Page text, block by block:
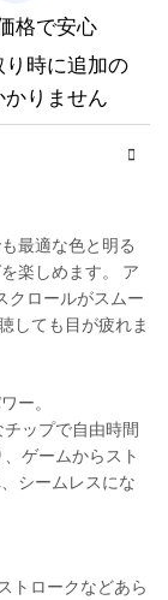
格で安心
時に追加の
りません
最適な色と明る
楽しめます。 ア
クロールがスムー
しても目が疲れま
ー。
ップで自由時間
ゲームからスト
シームレスにな
トロークなどあら